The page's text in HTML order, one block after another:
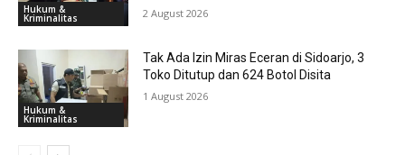
Hukum &
Kriminalitas 2 August 2026
Hukum &
Kriminalitas
Tak Ada Izin Miras Eceran di Sidoarjo, 3
Toko Ditutup dan 624 Botol Disita
1 August 2026